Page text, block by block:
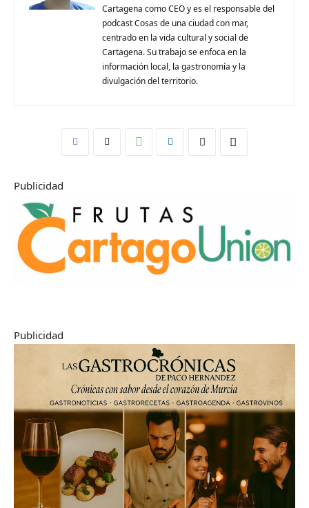
Cartagena como CEO y es el responsable del
podcast Cosas de una ciudad con mar,
centrado en la vida cultural y social de
Cartagena. Su trabajo se enfoca en la
información local, la gastronomía y la
divulgación del territorio.
Publicidad
Publicidad